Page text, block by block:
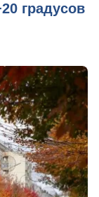
градусов